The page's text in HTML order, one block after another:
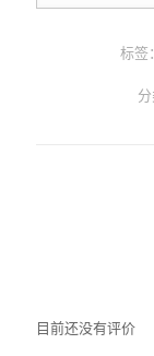
分
标签：
目前还没有评价